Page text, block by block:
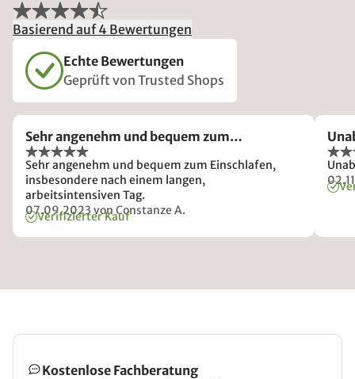
Basierend auf 4 Bewertungen
Echte Bewertungen
Geprüft von Trusted Shops
Sehr angenehm und bequem zum…
Sehr angenehm und bequem zum Einschlafen,
insbesondere nach einem langen,
arbeitsintensiven Tag.
07.09.2023 von Constanze A.
Verifizierter Kauf
Kostenlose Fachberatung